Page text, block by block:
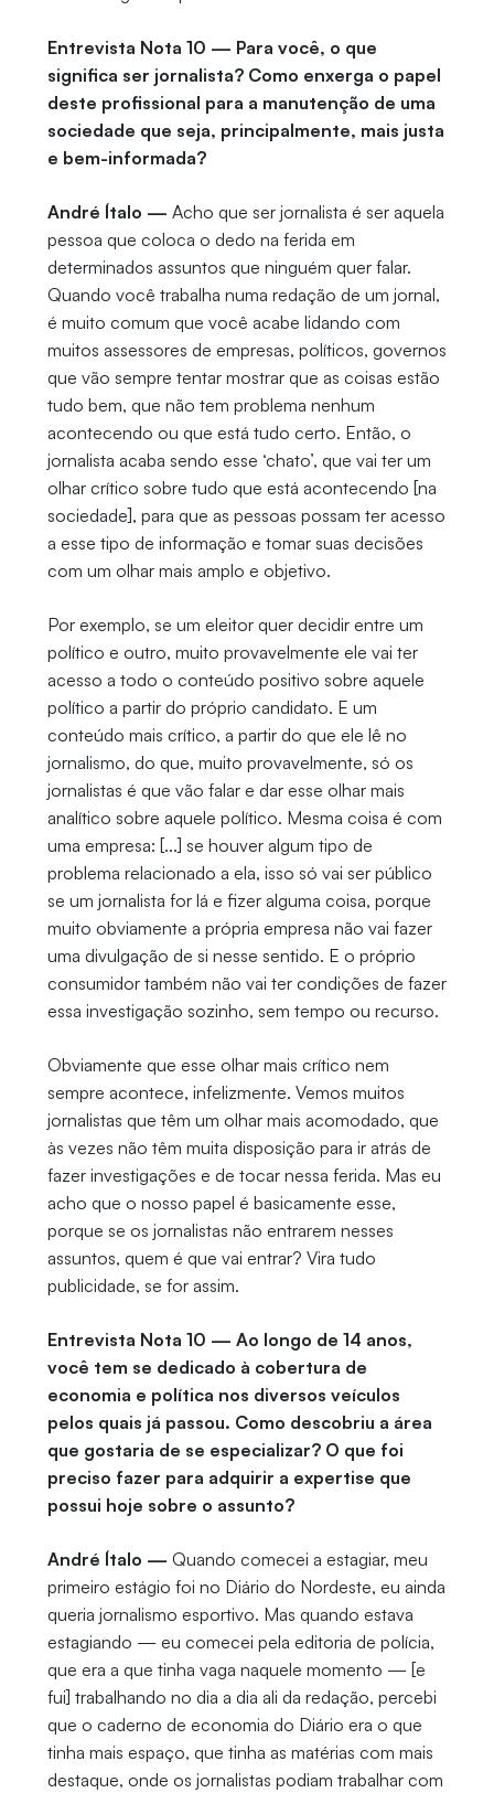
Entrevista Nota 10 — Para você, o que
significa ser jornalista? Como enxerga o papel
deste profissional para a manutenção de uma
sociedade que seja, principalmente, mais justa
e bem-informada?
André Ítalo — Acho que ser jornalista é ser aquela
pessoa que coloca o dedo na ferida em
determinados assuntos que ninguém quer falar.
Quando você trabalha numa redação de um jornal,
é muito comum que você acabe lidando com
muitos assessores de empresas, políticos, governos
que vão sempre tentar mostrar que as coisas estão
tudo bem, que não tem problema nenhum
acontecendo ou que está tudo certo. Então, o
jornalista acaba sendo esse ‘chato’, que vai ter um
olhar crítico sobre tudo que está acontecendo [na
sociedade], para que as pessoas possam ter acesso
a esse tipo de informação e tomar suas decisões
com um olhar mais amplo e objetivo.
Por exemplo, se um eleitor quer decidir entre um
político e outro, muito provavelmente ele vai ter
acesso a todo o conteúdo positivo sobre aquele
político a partir do próprio candidato. E um
conteúdo mais crítico, a partir do que ele lê no
jornalismo, do que, muito provavelmente, só os
jornalistas é que vão falar e dar esse olhar mais
analítico sobre aquele político. Mesma coisa é com
uma empresa: [...] se houver algum tipo de
problema relacionado a ela, isso só vai ser público
se um jornalista for lá e fizer alguma coisa, porque
muito obviamente a própria empresa não vai fazer
uma divulgação de si nesse sentido. E o próprio
consumidor também não vai ter condições de fazer
essa investigação sozinho, sem tempo ou recurso.
Obviamente que esse olhar mais crítico nem
sempre acontece, infelizmente. Vemos muitos
jornalistas que têm um olhar mais acomodado, que
às vezes não têm muita disposição para ir atrás de
fazer investigações e de tocar nessa ferida. Mas eu
acho que o nosso papel é basicamente esse,
porque se os jornalistas não entrarem nesses
assuntos, quem é que vai entrar? Vira tudo
publicidade, se for assim.
Entrevista Nota 10 — Ao longo de 14 anos,
você tem se dedicado à cobertura de
economia e política nos diversos veículos
pelos quais já passou. Como descobriu a área
que gostaria de se especializar? O que foi
preciso fazer para adquirir a expertise que
possui hoje sobre o assunto?
André Ítalo — Quando comecei a estagiar, meu
primeiro estágio foi no Diário do Nordeste, eu ainda
queria jornalismo esportivo. Mas quando estava
estagiando — eu comecei pela editoria de polícia,
que era a que tinha vaga naquele momento — [e
fui] trabalhando no dia a dia ali da redação, percebi
que o caderno de economia do Diário era o que
tinha mais espaço, que tinha as matérias com mais
destaque, onde os jornalistas podiam trabalhar com